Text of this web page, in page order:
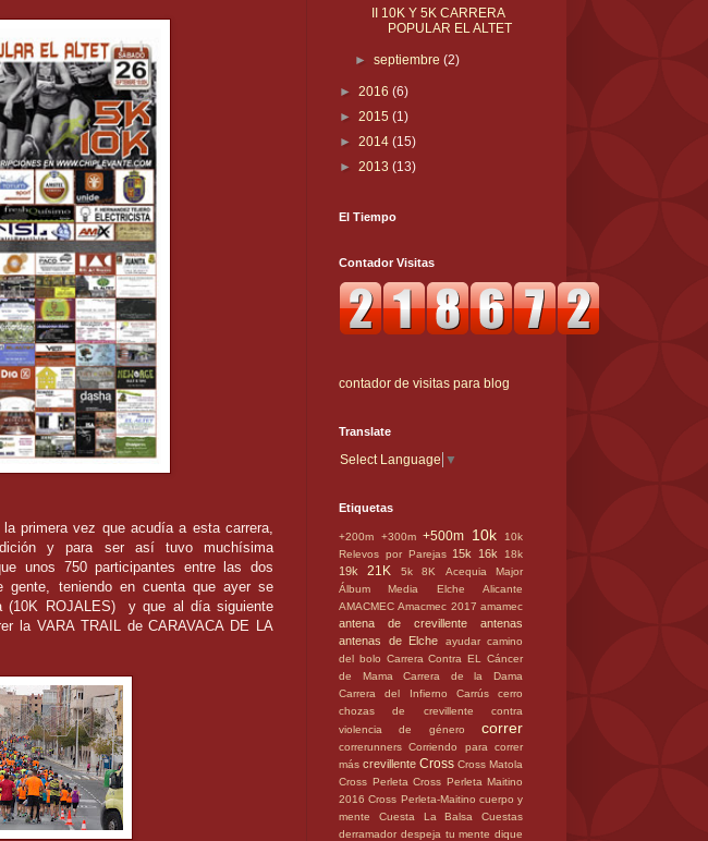
primera vez que acudía a esta carrera,
y para ser así tuvo muchísima
unos 750 participantes entre las dos
gente, teniendo en cuenta que ayer se
(10K ROJALES) y que al día siguiente
la VARA TRAIL de CARAVACA DE LA
II 10K Y 5K CARRERA
POPULAR EL ALTET
►septiembre(2)
► 2016 (6)
► 2015 (1)
► 2014 (15)
► 2013 (13)
El Tiempo
Contador Visitas
contador de visitas para blog
Translate
Select Language ▼
Etiquetas
+200m +300m +500m 10k
10k
Relevos por Parejas 15k 16k 18k
19k 21K 5k 8K
Acequia Major
Álbum Media Elche
Alicante
AMACMEC Amacmec 2017 amamec
antena de crevillente
antenas
antenas de Elche
ayudar camino
del bolo Carrera Contra EL Cáncer
de Mama
Carrera de la Dama
Carrera del Infierno
Carrús
cerro
chozas de crevillente
contra
violencia de género
correr
correrunners Corriendo para correr
más crevillente Cross Cross Matola
Cross Perleta Cross Perleta Maitino
2016 Cross Perleta-Maitino cuerpo y
mente
Cuesta La Balsa
Cuestas
derramador despeja tu mente dique